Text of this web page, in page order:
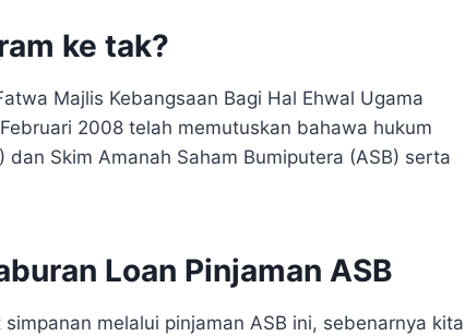
ke tak?
Majlis Kebangsaan Bagi Hal Ehwal Ugama
2008 telah memutuskan bahawa hukum
Skim Amanah Saham Bumiputera (ASB) serta
Loan Pinjaman ASB
melalui pinjaman ASB ini, sebenarnya kita